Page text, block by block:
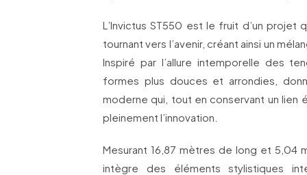
L’Invictus ST550 est le fruit d’un projet
tournant vers l’avenir, créant ainsi un
Inspiré par l’allure intemporelle des
formes plus douces et arrondies,
moderne qui, tout en conservant un lien
pleinement l’innovation.
Mesurant 16,87 mètres de long et 5,04
intègre des éléments stylistiques